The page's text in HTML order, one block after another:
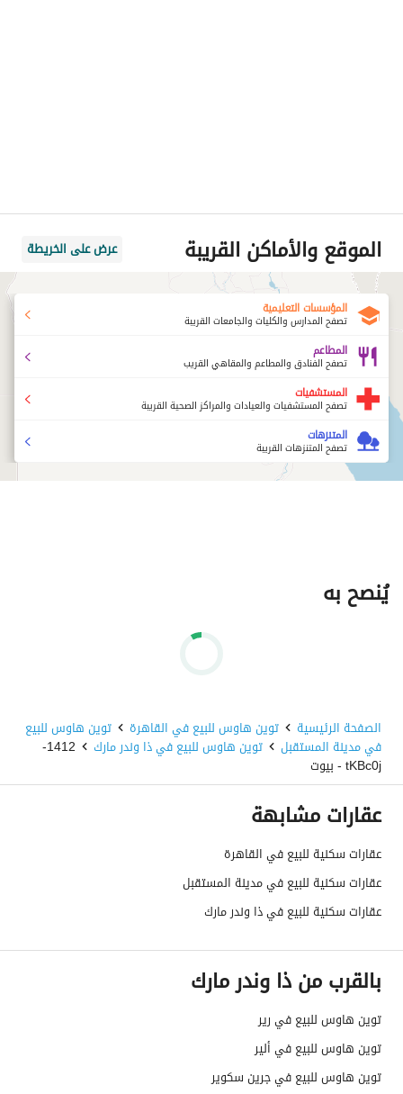
الموقع والأماكن القريبة عرض على الخريطة
المؤسسات التعليمية
تصفح المدارس والكليات والجامعات القريبة
المطاعم
تصفح الفنادق والمطاعم والمقاهي القريب
المستشفيات
تصفح المستشفيات والعيادات والمراكز الصحية القريبة
المتنزهات
تصفح المتنزهات القريبة
يُنصح به
الصفحة الرئيسية توين هاوس للبيع في القاهرة توين هاوس للبيع
في مدينة المستقبل توين هاوس للبيع في ذا وندر مارك 1412-
tKBc0j - بيوت
عقارات مشابهة
عقارات سكنية للبيع في القاهرة
عقارات سكنية للبيع في مدينة المستقبل
عقارات سكنية للبيع في ذا وندر مارك
بالقرب من ذا وندر مارك
توين هاوس للبيع في رير
توين هاوس للبيع في ألير
توين هاوس للبيع في جرين سكوير